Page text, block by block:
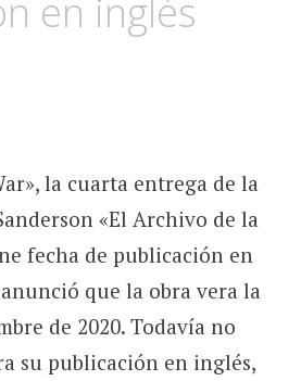
en inglés
la cuarta entrega de la
«El Archivo de la
fecha de publicación en
que la obra vera la
de 2020. Todavía no
su publicación en inglés,